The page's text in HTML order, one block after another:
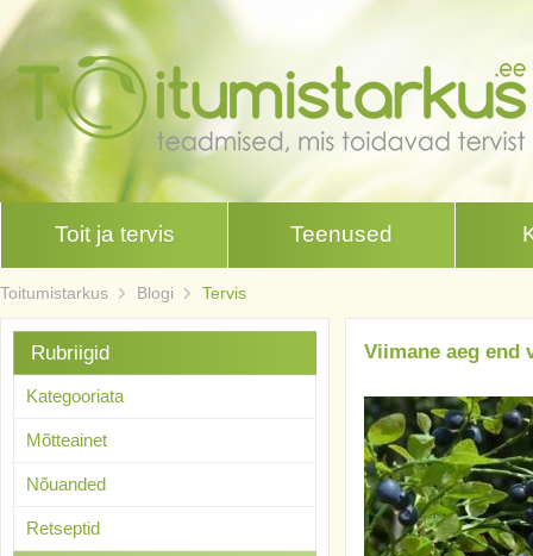
Toit ja tervis Teenused
Toitumistarkus Blogi Tervis
Viimane aeg end
Rubriigid
Kategooriata
Mõtteainet
Nõuanded
Retseptid